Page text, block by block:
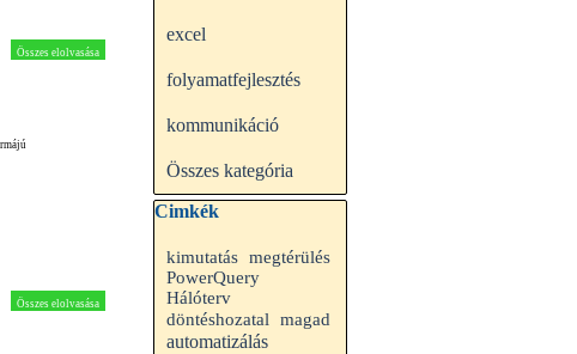
Összes elolvasása
Összes elolvasása
excel
folyamatfejlesztés
kommunikáció
Összes kategória
Kihagy blokk Cimkék
Cimkék
kimutatás megtérülés
PowerQuery
Hálóterv
döntéshozatal
magad
automatizálás